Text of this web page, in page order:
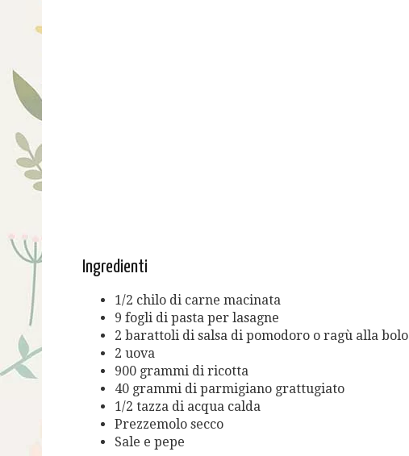
Ingredienti
1/2 chilo di carne macinata
9 fogli di pasta per lasagne
2 barattoli di salsa di pomodoro o ragù alla
2 uova
900 grammi di ricotta
40 grammi di parmigiano grattugiato
1/2 tazza di acqua calda
Prezzemolo secco
Sale e pepe